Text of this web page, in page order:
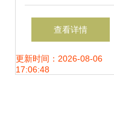
咨询服务 开启智慧
教育新篇章
查看详情
更新时间：2026-08-06
17:06:48